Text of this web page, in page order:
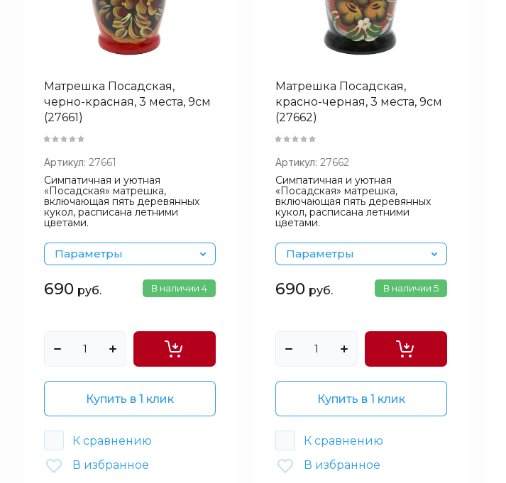
Матрешка Посадская,
черно-красная, 3 места, 9см
(27661)
Артикул: 27661
Симпатичная и уютная
«Посадская» матрешка,
включающая пять деревянных
кукол, расписана летними
цветами.
Параметры
В наличии 4
690 руб.
Купить в 1 клик
К сравнению
В избранное
Матрешка Посадская,
красно-черная, 3 места, 9см
(27662)
Артикул: 27662
Симпатичная и уютная
«Посадская» матрешка,
включающая пять деревянных
кукол, расписана летними
цветами.
Параметры
В наличии 5
690 руб.
Купить в 1 клик
К сравнению
В избранное